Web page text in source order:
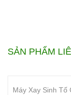
SẢN PHẨM